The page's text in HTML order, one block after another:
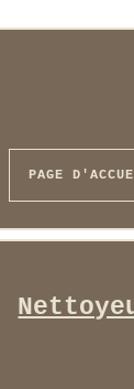
PAGE